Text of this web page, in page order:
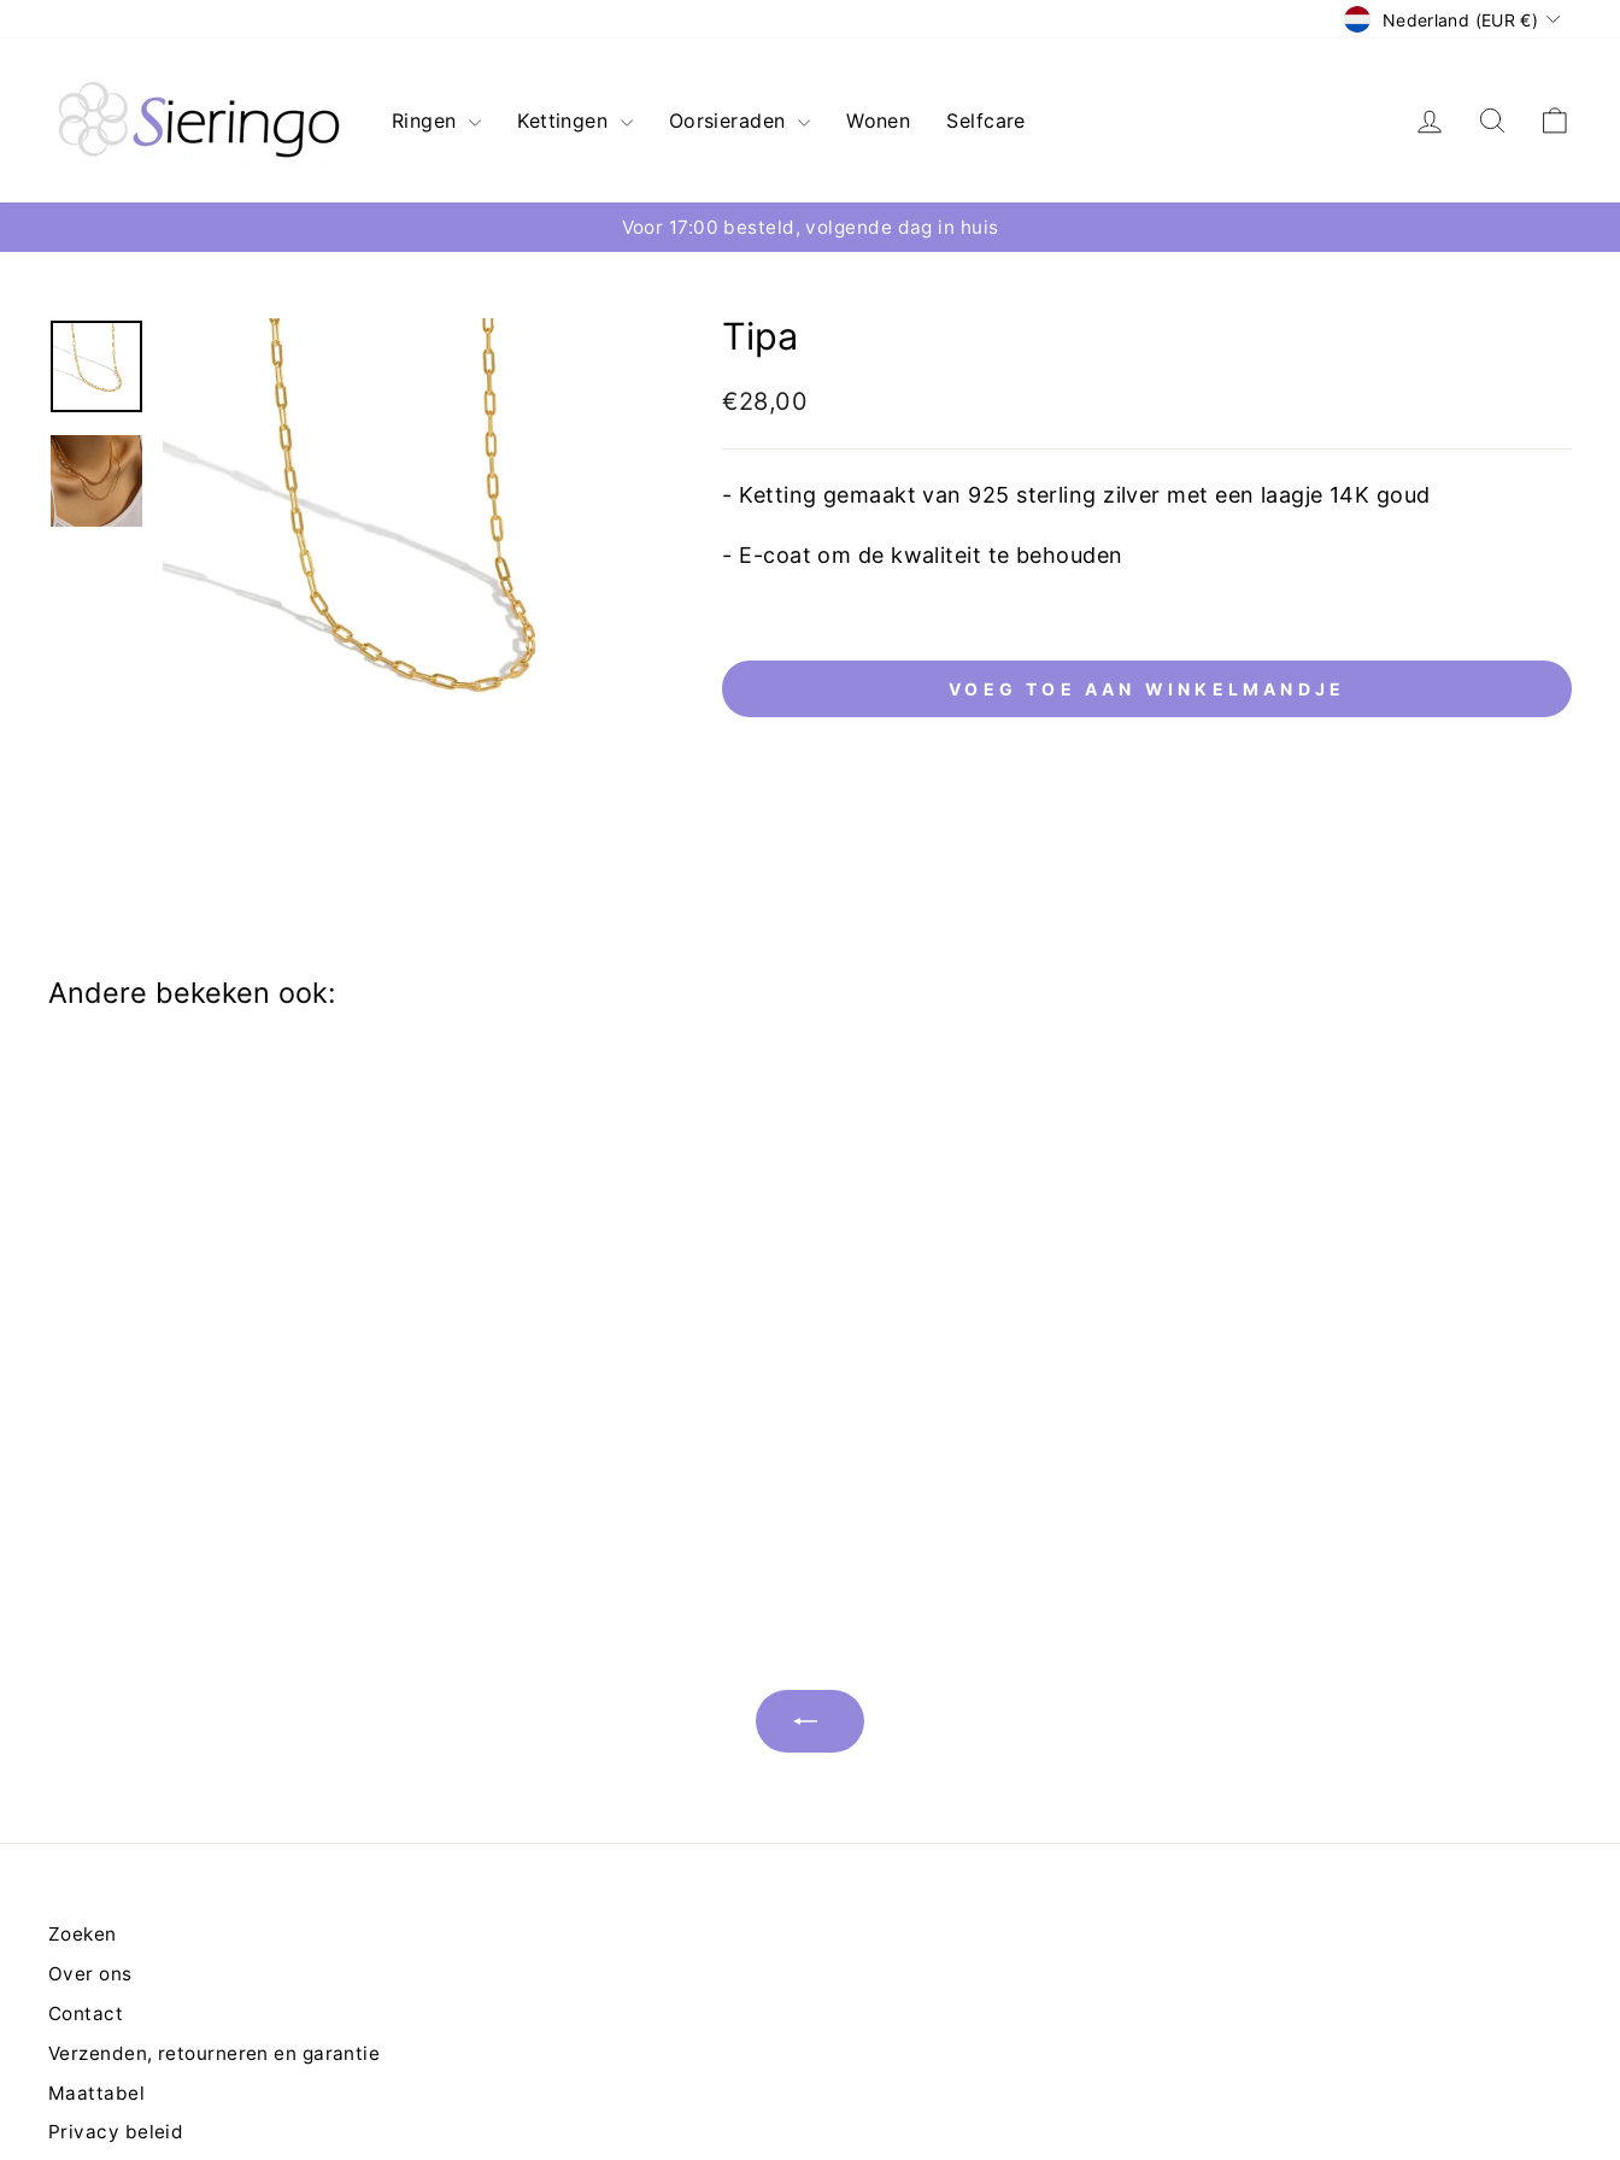
Nederland (EUR €)
Ringen Kettingen Oorsieraden Wonen Selfcare Inloggen
Voor 17:00 besteld, volgende dag in huis
Tipa
€28,00
- Ketting gemaakt van 925 sterling zilver met een laagje 14K goud
- E-coat om de kwaliteit te behouden
VOEG TOE AAN WINKELMANDJE
Andere bekeken ook:
Zoeken
Over ons
Contact
Verzenden, retourneren en garantie
Maattabel
Privacy beleid